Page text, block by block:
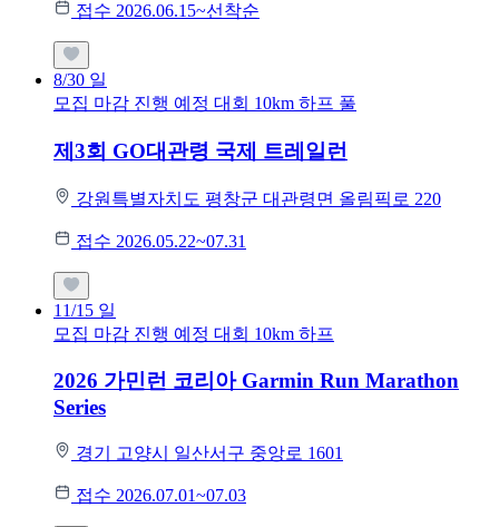
접수 2026.06.15~선착순
8/30 일
모집 마감 진행 예정 대회 10km 하프 풀
제3회 GO대관령 국제 트레일런
강원특별자치도 평창군 대관령면 올림픽로 220
접수 2026.05.22~07.31
11/15 일
모집 마감 진행 예정 대회 10km 하프
2026 가민런 코리아 Garmin Run Marathon
Series
경기 고양시 일산서구 중앙로 1601
접수 2026.07.01~07.03